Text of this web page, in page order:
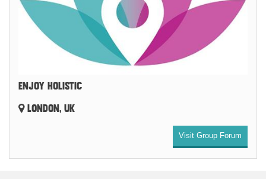
ENJOY HOLISTIC
LONDON, UK
Visit Group Forum